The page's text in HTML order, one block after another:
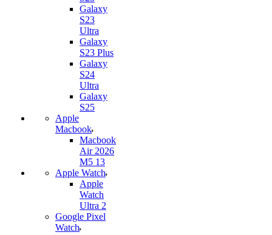
Galaxy
S23
Ultra
Galaxy
S23 Plus
Galaxy
S24
Ultra
Galaxy
S25
Apple
Macbook
Macbook
Air 2026
M5 13
Apple Watch
Apple
Watch
Ultra 2
Google Pixel
Watch